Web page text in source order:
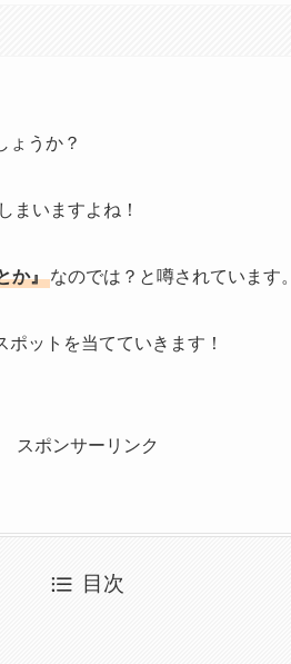
ょうか？
まいますよね！
か』なのでは？と噂されています。
ットを当てていきます！
スポンサーリンク
目次